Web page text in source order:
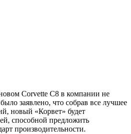
Corvette C8 в компании не
заявлено, что собрав все лучшее
новый «Корвет» будет
способной предложить
производительности.